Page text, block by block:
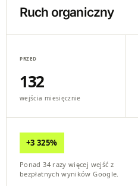
Ruch organiczny
132
wejścia miesięcznie
+3 325%
Ponad 34 razy więcej wejść z
bezpłatnych wyników Google.